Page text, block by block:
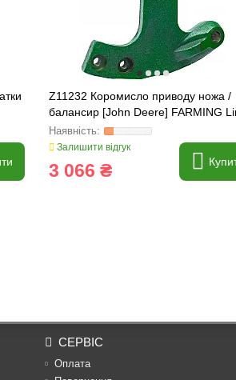
Z11232 Коромисло приводу ножа /
балансир [John Deere] FARMING
Залишити відгук
3 066 ₴
СЕРВІС
Оплата